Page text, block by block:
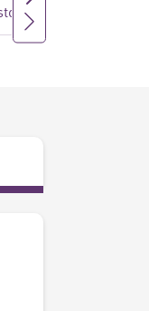
gebruiken (2)